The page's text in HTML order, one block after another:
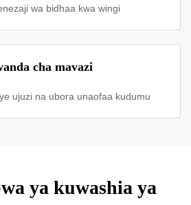
wa bidhaa kwa wingi
cha mavazi
ujuzi na ubora unaofaa kudumu
ya kuwashia ya